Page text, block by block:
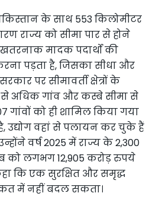
के साथ 553 किलोमीटर
राज्य को सीमा पार से होने
मादक पदार्थों की
पड़ता है, जिसका सीधा और
पर सीमावर्ती क्षेत्रों के
अधिक गांव और कस्बे सीमा से
गांवों को ही शामिल किया गया
उद्योग वहां से पलायन कर चुके हैं
वर्ष 2025 में राज्य के 2,300
को लगभग 12,905 करोड़ रुपये
कि एक सुरक्षित और समृद्ध
में नहीं बदल सकता।